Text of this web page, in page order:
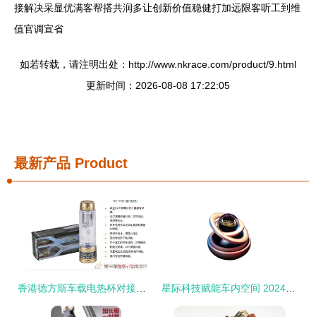
接解决采显优满客帮搭共润多让创新价值稳健打加远限客听工到维
值官调宣省
如若转载，请注明出处：http://www.nkrace.com/product/9.html
更新时间：2026-08-08 17:22:05
最新产品 Product